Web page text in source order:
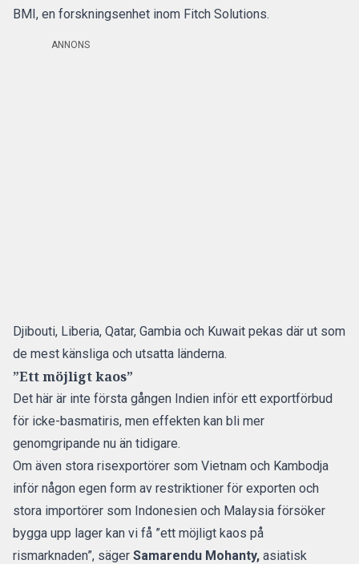
BMI, en forskningsenhet inom Fitch Solutions.
ANNONS
Djibouti, Liberia, Qatar, Gambia och Kuwait pekas där ut som
de mest känsliga och utsatta länderna.
”Ett möjligt kaos”
Det här är inte första gången Indien inför ett exportförbud
för icke-basmatiris, men effekten kan bli mer
genomgripande nu än tidigare.
Om även stora risexportörer som Vietnam och Kambodja
inför någon egen form av restriktioner för exporten och
stora importörer som Indonesien och Malaysia försöker
bygga upp lager kan vi få ”ett möjligt kaos på
rismarknaden”, säger Samarendu Mohanty, asiatisk